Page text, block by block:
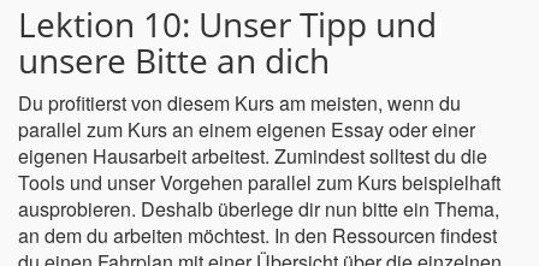
Lektion 10: Unser Tipp und
unsere Bitte an dich
Du profitierst von diesem Kurs am meisten, wenn du
parallel zum Kurs an einem eigenen Essay oder einer
eigenen Hausarbeit arbeitest. Zumindest solltest du die
Tools und unser Vorgehen parallel zum Kurs beispielhaft
ausprobieren. Deshalb überlege dir nun bitte ein Thema,
an dem du arbeiten möchtest. In den Ressourcen findest